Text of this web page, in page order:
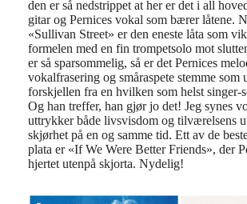
den er så nedstrippet at her er det i all
gitar og Pernices vokal som bærer låtene.
«Sullivan Street» er den eneste låta som
formelen med en fin trompetsolo mot
er så sparsommelig, så er det Pernices
vokalfrasering og småraspete stemme som
forskjellen fra en hvilken som helst singer-
Og han treffer, han gjør jo det! Jeg synes
uttrykker både livsvisdom og tilværelsens
skjørhet på en og samme tid. Ett av de
plata er «If We Were Better Friends», der
hjertet utenpå skjorta. Nydelig!